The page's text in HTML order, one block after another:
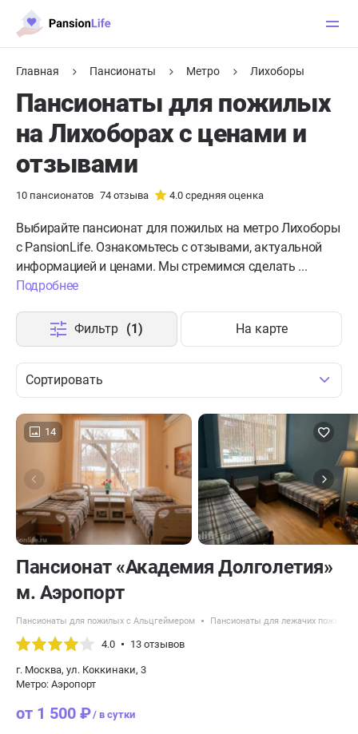
Главная Пансионаты Метро Лихоборы
Пансионаты для пожилых
на Лихоборах с ценами и
отзывами
10 пансионатов 74 отзыва 4.0 средняя оценка
Выбирайте пансионат для пожилых на метро Лихоборы
с PansionLife. Ознакомьтесь с отзывами, актуальной
информацией и ценами. Мы стремимся сделать ...
Подробнее
Сортировать
Фильтр (1) На карте
14
Пансионат «Академия Долголетия»
м. Аэропорт
Пансионаты для пожилых с Альцгеймером Пансионаты для лежачих
4.0 13 отзывов
г. Москва, ул. Коккинаки, 3
Метро: Аэропорт
от 1 500 ₽/ в сутки